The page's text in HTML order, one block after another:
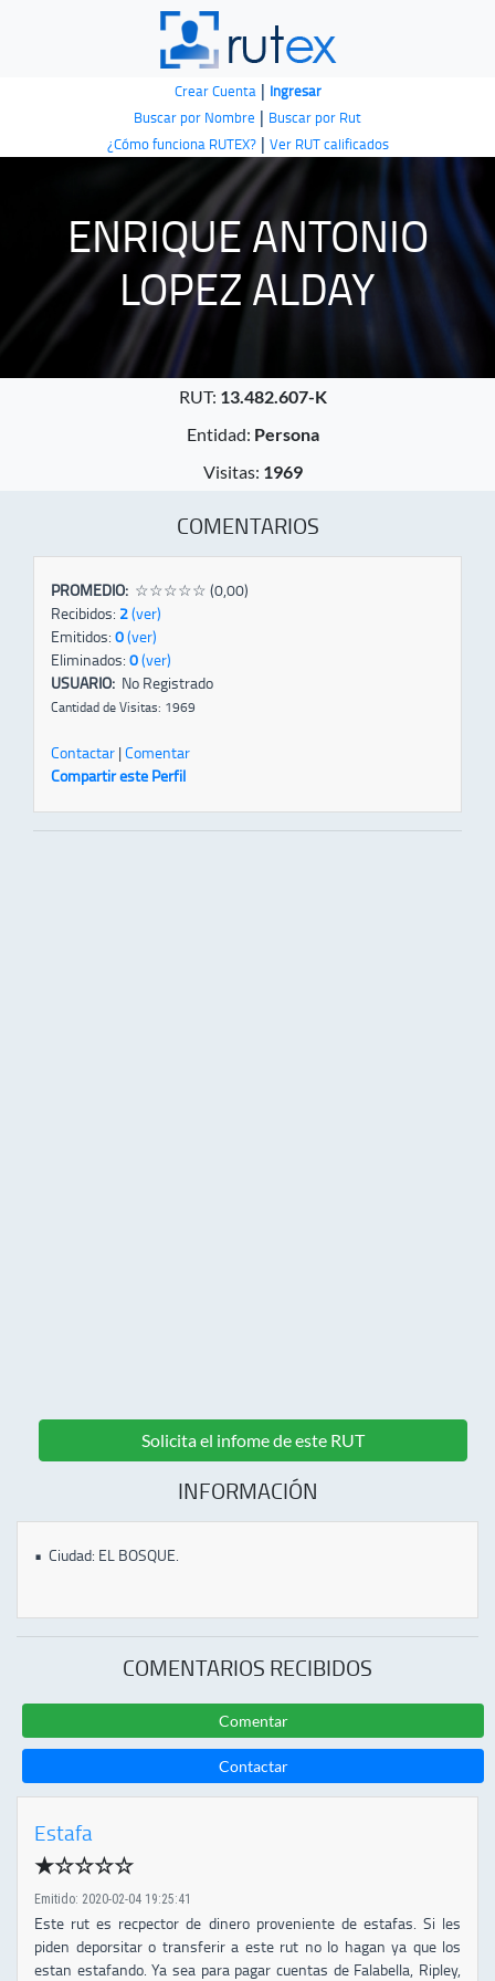
Crear Cuenta| Ingresar
Buscar por Nombre | Buscar por Rut
¿Cómo funciona RUTEX?| Ver RUT calificados
ENRIQUE ANTONIO
LOPEZ ALDAY
RUT: 13.482.607-K
Entidad: Persona
Visitas: 1969
COMENTARIOS
PROMEDIO: ☆☆☆☆☆ (0,00)
Recibidos: 2(ver)
Emitidos:0(ver)
Eliminados:0(ver)
USUARIO: No Registrado
Cantidad de Visitas: 1969
Contactar|Comentar
Compartir este Perfil
Solicita el infome de este RUT
INFORMACIÓN
• Ciudad: EL BOSQUE.
COMENTARIOS RECIBIDOS
Comentar
Contactar
Estafa
★​☆☆☆☆
Emitido: 2020-02-04 19:25:41
Este rut es recpector de dinero proveniente de estafas. Si les
piden deporsitar o transferir a este rut no lo hagan ya que los
estan estafando. Ya sea para pagar cuentas de Falabella, Ripley,